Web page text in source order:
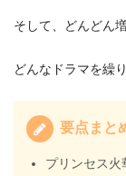
そして、どんどん
どんなドラマを繰
要点まと
プリンセス火